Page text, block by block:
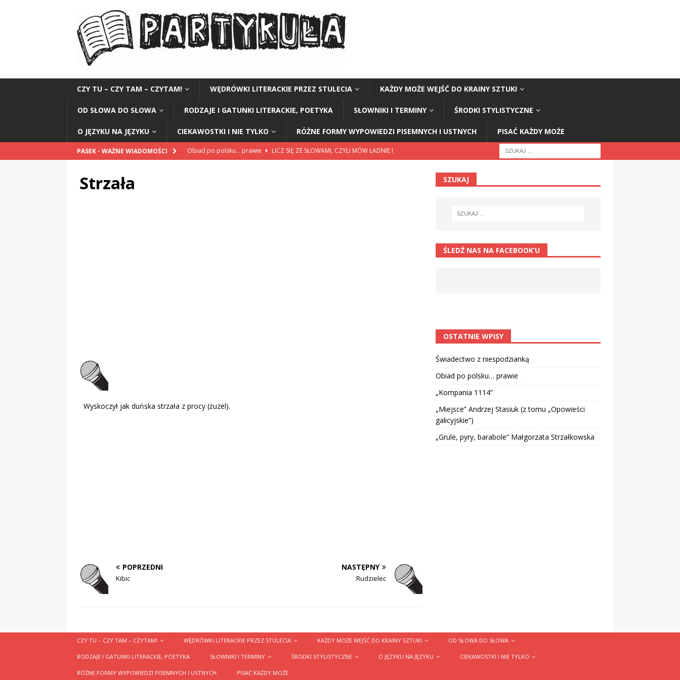
CZY TU – CZY TAM – CZYTAM! WĘDRÓWKI LITERACKIE PRZEZ STULECIA KAŻDY MOŻE WEJŚĆ DO KRAINY SZTUKI
OD SŁOWA DO SŁOWA RODZAJE I GATUNKI LITERACKIE, POETYKA SŁOWNIKI I TERMINY ŚRODKI STYLISTYCZNE
O JĘZYKU NA JĘZYKU CIEKAWOSTKI I NIE TYLKO RÓŻNE FORMY WYPOWIEDZI PISEMNYCH I USTNYCH PISAĆ KAŻDY MOŻE
PASEK - WAŻNE WIADOMOŚCI Obiad po polsku… prawie
LICZ SIĘ ZE SŁOWAMI, CZYLI MÓW ŁADNIE I
Strzała
Wyskoczył jak duńska strzała z procy (żuzel).
POPRZEDNI
Kibic
NASTĘPNY
Rudzielec
SZUKAJ
ŚLEDŹ NAS NA FACEBOOK’U
OSTATNIE WPISY
Świadectwo z niespodzianką
Obiad po polsku… prawie
„Kompania 1114”
„Miejsce” Andrzej Stasiuk (z tomu „Opowieści
galicyjskie”)
„Grule, pyry, barabole” Małgorzata Strzałkowska
CZY TU – CZY TAM – CZYTAM! WĘDRÓWKI LITERACKIE PRZEZ STULECIA KAŻDY MOŻE WEJŚĆ DO KRAINY SZTUKI OD SŁOWA DO SŁOWA
RODZAJE I GATUNKI LITERACKIE, POETYKA SŁOWNIKI I TERMINY ŚRODKI STYLISTYCZNE O JĘZYKU NA JĘZYKU CIEKAWOSTKI I NIE TYLKO
RÓŻNE FORMY WYPOWIEDZI PISEMNYCH I USTNYCH PISAĆ KAŻDY MOŻE